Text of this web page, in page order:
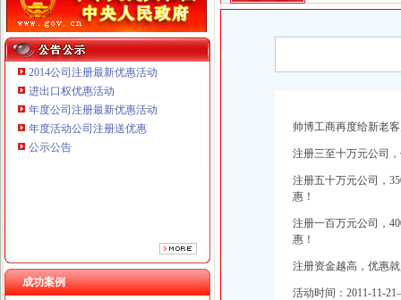
本站导航
2014公司注册最新优惠活动
进出口权优惠活动
年度公司注册最新优惠活动
年度活动公司注册送优惠
公示公告
成功案例
重庆鸽牌电线电缆有限公司 渝北10010万 (进出口权)
重庆傲志众达投资咨询有限责任公司 渝九1000万 （增资）
重庆海谛升进出口贸易有限公司 渝北100万 （进出口权）
重庆奕欣锦诚商贸有限公司 渝九50万 （工商注册）
重庆信同广告有限公司 渝沙50万 （工商注册）
帅博工商再度给新老
注册三至十万元公司
注册五十万元公司，
惠！
注册一百万元公司，
惠！
注册资金越高，优惠
活动时间：2011-11-